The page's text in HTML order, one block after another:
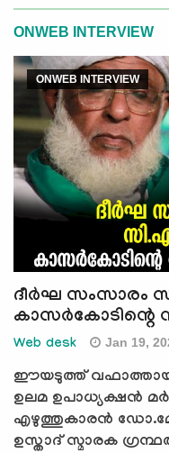
ONWEB INTERVIEW
ONWEB INTERVIEW
ദീര്‍ഘ സംസാരം
കാസര്‍കോടിന്റെ
Web desk Jan 19,
ഈയടുത്ത് വഫാത്തായ
ഉലമ ഉപാധ്യക്ഷന്‍
എഴുത്തുകാരന്‍
ഉസ്താദ് സ്മാരക